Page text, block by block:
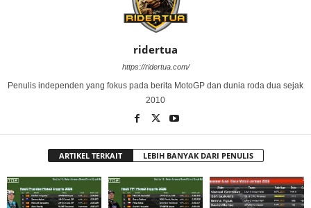
ridertua
https://ridertua.com/
Penulis independen yang fokus pada berita MotoGP dan dunia roda dua sejak
2010
ARTIKEL TERKAIT LEBIH BANYAK DARI PENULIS